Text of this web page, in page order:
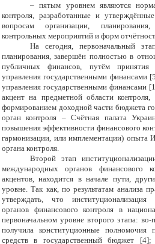
– пятым уровнем являются
контроля, разработанные и
вопросам организации,
контрольных мероприятий и форм
На сегодня, первоначальный
планирования, завершён полностью в
публичных финансов, путём принятия
управления государственными финансами
управления государственными финансами
акцент на предметной области
формированием доходной части бюджета
орган контроля – Счётная палата
повышения эффективности финансового
гармонизации, или имплементации) опыта
органа контроля.
Второй этап
международных органов финансового
акцентов, находится в начале пути,
уровне. Так как, по результатам анализа
утверждать, что
органов финансового контроля в
первоначальном уровне второго этапа:
получила конституционные полномочия
средств в государственный бюджет